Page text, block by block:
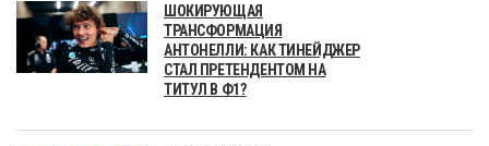
ШОКИРУЮЩАЯ
ТРАНСФОРМАЦИЯ
АНТОНЕЛЛИ: КАК ТИНЕЙДЖЕР
СТАЛ ПРЕТЕНДЕНТОМ НА
ТИТУЛ В Ф1?